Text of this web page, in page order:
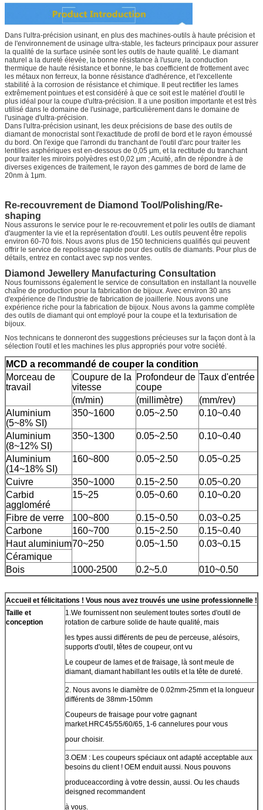
Dans l'ultra-précision usinant, en plus des machines-outils à haute précision et
de l'environnement de usinage ultra-stable, les facteurs principaux pour assurer
la qualité de la surface usinée sont les outils de haute qualité. Le diamant
naturel a la dureté élevée, la bonne résistance à l'usure, la conduction
thermique de haute résistance et bonne, le bas coefficient de frottement avec
les métaux non ferreux, la bonne résistance d'adhérence, et l'excellente
stabilité à la corrosion de résistance et chimique. Il peut rectifier les lames
extrêmement pointues et est considéré à que ce soit est le matériel d'outil le
plus idéal pour la coupe d'ultra-précision. Il a une position importante et est très
utilisé dans le domaine de l'usinage, particulièrement dans le domaine de
l'usinage d'ultra-précision.
Dans l'ultra-précision usinant, les deux précisions de base des outils de
diamant de monocristal sont l'exactitude de profil de bord et le rayon émoussé
du bord. On l'exige que l'arrondi du tranchant de l'outil d'arc pour traiter les
lentilles asphériques est en-dessous de 0,05 μm, et la rectitude du tranchant
pour traiter les miroirs polyèdres est 0,02 μm ; Acuité, afin de répondre à de
diverses exigences de traitement, le rayon des gammes de bord de lame de
20nm à 1μm.
Re-recouvrement de Diamond Tool/Polishing/Re-
shaping
Nous assurons le service pour le re-recouvrement et polir les outils de diamant
d'augmenter la vie et la représentation d'outil. Les outils peuvent être repolis
environ 60-70 fois. Nous avons plus de 150 techniciens qualifiés qui peuvent
offrir le service de repolissage rapide pour des outils de diamants. Pour plus de
détails, entrez en contact avec svp nos ventes.
Diamond Jewellery Manufacturing Consultation
Nous fournissons également le service de consultation en installant la nouvelle
chaîne de production pour la fabrication de bijoux. Avec environ 30 ans
d'expérience de l'industrie de fabrication de joaillerie. Nous avons une
expérience riche pour la fabrication de bijoux. Nous avons la gamme complète
des outils de diamant qui ont employé pour la coupe et la texturisation de
bijoux.
Nos technicans te donneront des suggestions précieuses sur la façon dont à la
sélection l'outil et les machines les plus appropriés pour votre société.
MCD a recommandé de couper la condition
Morceau de
travail
Coupure de la
vitesse
Profondeur de
coupe
Taux d'entrée
(m/min) (millimètre)
(mm/rev)
Aluminium
(5~8% SI)
350~1600 0.05~2.50 0.10~0.40
Aluminium
(8~12% SI)
350~1300 0.05~2.50 0.10~0.40
Aluminium
(14~18% SI)
160~800 0.05~2.50 0.05~0.25
Cuivre 350~1000 0.15~2.50
0.05~0.20
Carbid
aggloméré
15~25 0.05~0.60 0.10~0.20
Fibre de verre 100~800 0.15~0.50
0.03~0.25
Carbone
160~700 0.15~2.50
0.15~0.40
Haut aluminium70~250 0.05~1.50
0.03~0.15
Céramique
Bois
1000-2500 0.2~5.0 010~0.50
Accueil et félicitations ! Vous nous avez trouvés une usine professionnelle !
Taille et
conception
1.We fournissent non seulement toutes sortes d'outil de
rotation de carbure solide de haute qualité, mais
les types aussi différents de peu de perceuse, alésoirs,
supports d'outil, têtes de coupeur, ont vu
Le coupeur de lames et de fraisage, là sont meule de
diamant, diamant habillant les outils et la tête de dureté.
2. Nous avons le diamètre de 0.02mm-25mm et la longueur
différents de 38mm-150mm
Coupeurs de fraisage pour votre gagnant
market.HRC45/55/60/65, 1-6 cannelures pour vous
pour choisir.
3.OEM : Les coupeurs spéciaux ont adapté acceptable aux
besoins du client ! OEM enduit aussi. Nous pouvons
produceaccording à votre dessin, aussi. Ou les chauds
deisgned recommandent
à vous.